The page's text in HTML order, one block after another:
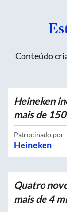
Conteúdo
Heineken
mais de
Patrocinado por
Heineken
Quatro
mais de 4